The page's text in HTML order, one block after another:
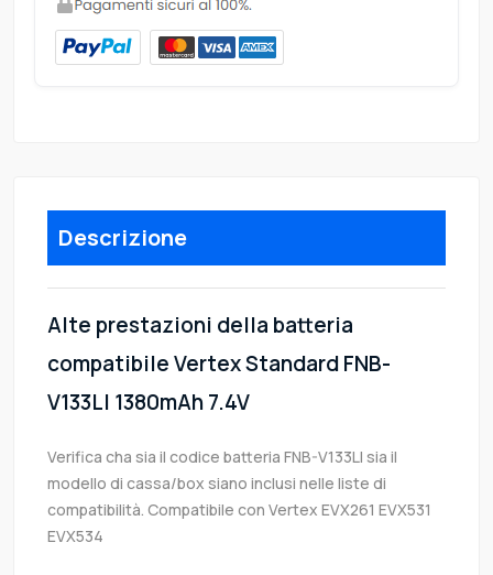
Descrizione
Alte prestazioni della batteria
compatibile Vertex Standard FNB-
V133LI 1380mAh 7.4V
Verifica cha sia il codice batteria FNB-V133LI sia il
modello di cassa/box siano inclusi nelle liste di
compatibilità. Compatibile con Vertex EVX261 EVX531
EVX534